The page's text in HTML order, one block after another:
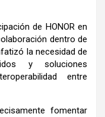
de HONOR en
dentro de
la necesidad de
y soluciones
entre
fomentar